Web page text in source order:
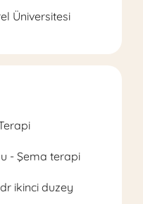
Üniversitesi
- Şema terapi
ikinci duzey